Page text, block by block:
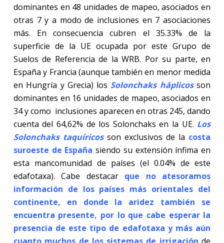
dominantes en 48 unidades de mapeo, asociados en
otras 7 y a modo de inclusiones en 7 asociaciones
más. En consecuencia cubren el 35.33% de la
superficie de la UE ocupada por este Grupo de
Suelos de Referencia de la WRB. Por su parte, en
España y Francia (aunque también en menor medida
en Hungría y Grecia) los Solonchaks háplicos son
dominantes en 16 unidades de mapeo, asociados en
34 y como inclusiones aparecen en otras 245, dando
cuenta del 64,62% de los Solonchaks en la UE. Los
Solonchaks taquíricos son exclusivos de la costa
suroeste de España siendo su extensión ínfima en
esta mancomunidad de países (el 0.04% de este
edafotaxa). Cabe destacar que no atesoramos
información de los países más orientales del
continente, en donde la aridez también se
encuentra presente, por lo que cabe esperar la
presencia de este tipo de edafotaxa y más aún
cuanto muchos de los sistemas de irrigación de